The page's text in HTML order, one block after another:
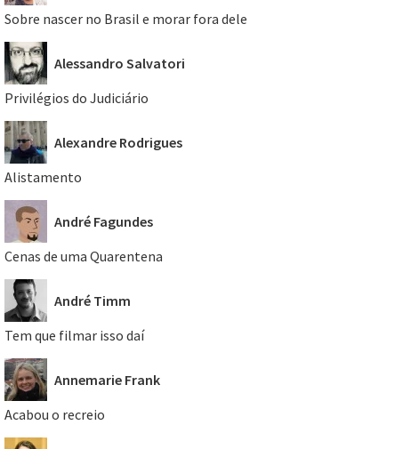
Sobre nascer no Brasil e morar fora dele
Alessandro Salvatori
Privilégios do Judiciário
Alexandre Rodrigues
Alistamento
André Fagundes
Cenas de uma Quarentena
André Timm
Tem que filmar isso daí
Annemarie Frank
Acabou o recreio